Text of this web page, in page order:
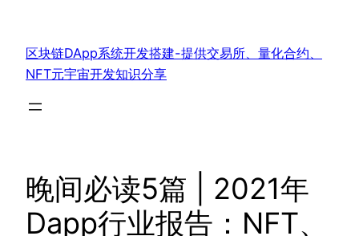
区块链DApp系统开发搭建-提供交易所、量化合约、
NFT元宇宙开发知识分享
晚间必读5篇 | 2021年
Dapp行业报告：NFT、